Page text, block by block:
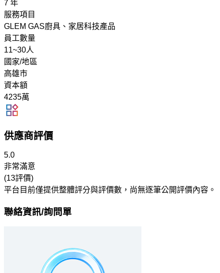
7 年
服務項目
GLEM GAS廚具、家居科技產品
員工數量
11~30人
國家/地區
高雄市
資本額
4235萬
供應商評價
5.0
非常滿意
(13評價)
平台目前僅提供整體評分與評價數，尚無逐筆公開評價內容。
聯絡資訊/詢問單